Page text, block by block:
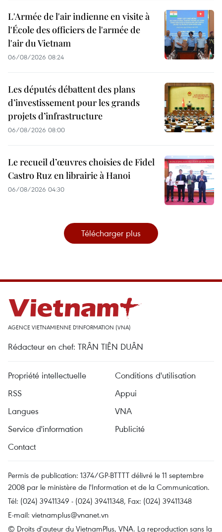
L'Armée de l'air indienne en visite à
l'École des officiers de l'armée de
l'air du Vietnam
06/08/2026 08:24
Les députés débattent des plans
d’investissement pour les grands
projets d’infrastructure
06/08/2026 08:00
Le recueil d’œuvres choisies de Fidel
Castro Ruz en librairie à Hanoi
06/08/2026 04:30
Télécharger plus
AGENCE VIETNAMIENNE D'INFORMATION (VNA)
Rédacteur en chef: TRÂN TIÊN DUÂN
Propriété intellectuelle
Conditions d'utilisation
RSS
Appui
Langues
VNA
Service d'information
Publicité
Contact
Permis de publication: 1374/GP-BTTTT délivré le 11 septembre
2008 par le ministère de l'Information et de la Communication.
Tél: (024) 39411349 - (024) 39411348, Fax: (024) 39411348
E-mail: vietnamplus@vnanet.vn
© Droits d'auteur du VietnamPlus, VNA. La reproduction sans la